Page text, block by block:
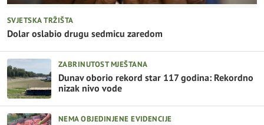
SVJETSKA TRŽIŠTA
Dolar oslabio drugu sedmicu zaredom
ZABRINUTOST MJEŠTANA
Dunav oborio rekord star 117 godina: Rekordno
nizak nivo vode
NEMA OBJEDINJENE EVIDENCIJE